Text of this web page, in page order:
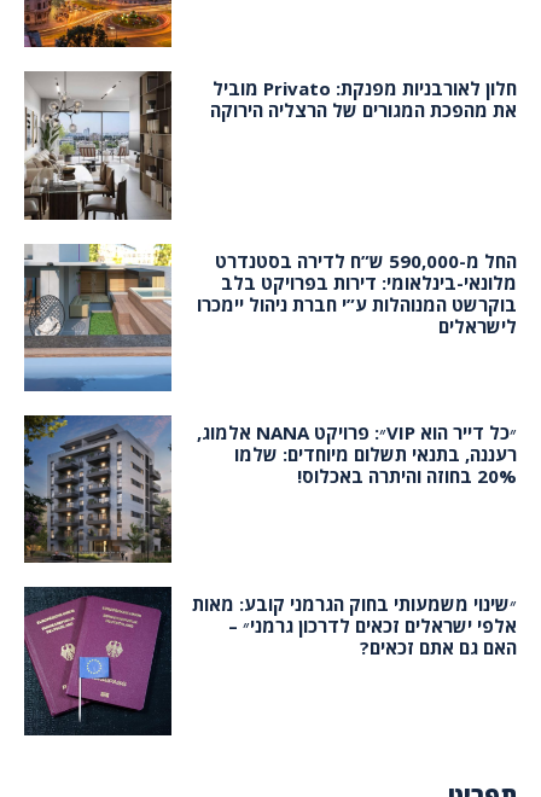
חלון לאורבניות מפנקת: Privato מוביל
את מהפכת המגורים של הרצליה הירוקה
החל מ-590,000 ש”ח לדירה בסטנדרט
מלונאי-בינלאומי: דירות בפרויקט בלב
בוקרשט המנוהלות ע”י חברת ניהול יימכרו
לישראלים
״כל דייר הוא VIP״: פרויקט NANA אלמוג,
רעננה, בתנאי תשלום מיוחדים: שלמו
20% בחוזה והיתרה באכלוס!
״שינוי משמעותי בחוק הגרמני קובע: מאות
אלפי ישראלים זכאים לדרכון גרמני״ –
האם גם אתם זכאים?